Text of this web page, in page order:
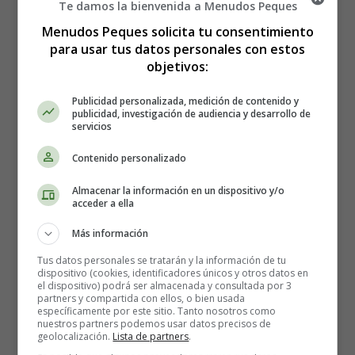
colores.
De pronto un fuerte viento rompe la cuerda y el globo
sube rápidamente hasta las alturas.
Carlos mira con sorpresa hacia arriba. Cada vez se aleja
más y más. Siente deseos de llorar, ganas de tener alas y
Criterios de evaluación: Superado con cinco o más
aciertos.
Contesta a estas preguntas, rodeando
Te damos la bienvenida a Menudos Peques
Menudos Peques solicita tu consentimiento
para usar tus datos personales con estos
objetivos:
Publicidad personalizada, medición de contenido y
publicidad, investigación de audiencia y desarrollo de
servicios
Contenido personalizado
Almacenar la información en un dispositivo y/o
acceder a ella
Más información
Tus datos personales se tratarán y la información de tu
dispositivo (cookies, identificadores únicos y otros datos en
el dispositivo) podrá ser almacenada y consultada por 3
partners y compartida con ellos, o bien usada
específicamente por este sitio. Tanto nosotros como
nuestros partners podemos usar datos precisos de
geolocalización. Lista de partners.